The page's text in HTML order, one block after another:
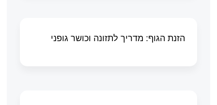
הזנת הגוף: מדריך לתזונה וכושר גופני